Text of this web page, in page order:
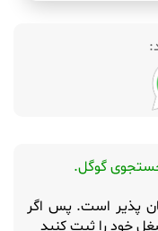
جستجوی گوگل.
پذیر است. پس اگر
خود را ثبت کنید